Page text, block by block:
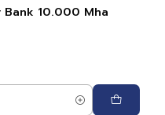
10.000 Mha